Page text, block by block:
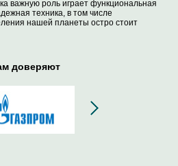
важную роль играет функциональная
техника, в том числе
нашей планеты остро стоит
доверяют